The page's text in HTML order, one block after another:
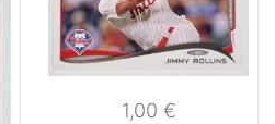
1,00 €